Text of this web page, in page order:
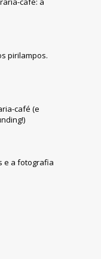
pirilampos.
café (e
e a fotografia